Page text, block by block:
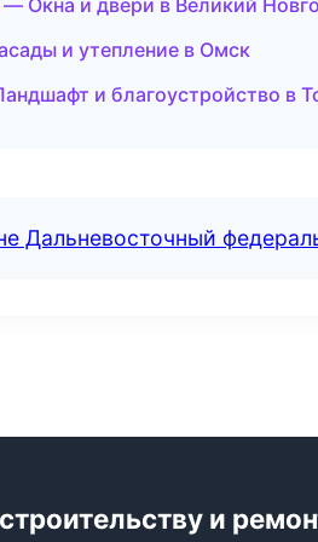
— Окна и двери в Великий
и утепление в Омск
и благоустройство в
Дальневосточный
и